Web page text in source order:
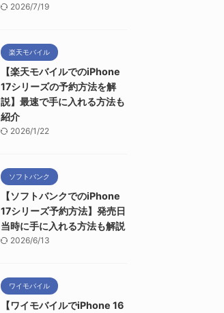
2026/7/19
楽天モバイル
【楽天モバイルでのiPhone
17シリーズの予約方法を解
説】最速で手に入れる方法も
紹介
2026/1/22
ソフトバンク
【ソフトバンクでのiPhone
17シリーズ予約方法】発売日
当時に手に入れる方法も解説
2026/6/13
ワイモバイル
【ワイモバイルでiPhone 16